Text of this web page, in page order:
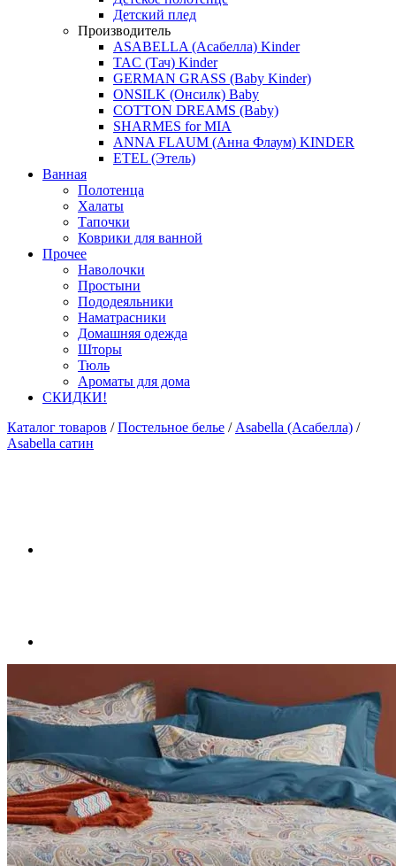
Детский плед
Производитель
ASABELLA (Асабелла) Kinder
TAC (Тач) Kinder
GERMAN GRASS (Baby Kinder)
ONSILK (Онсилк) Baby
COTTON DREAMS (Baby)
SHARMES for MIA
ANNA FLAUM (Анна Флаум) KINDER
ETEL (Этель)
Ванная
Полотенца
Халаты
Тапочки
Коврики для ванной
Прочее
Наволочки
Простыни
Пододеяльники
Наматрасники
Домашняя одежда
Шторы
Тюль
Ароматы для дома
СКИДКИ!
Каталог товаров / Постельное белье / Asabella (Асабелла) /
Asabella сатин